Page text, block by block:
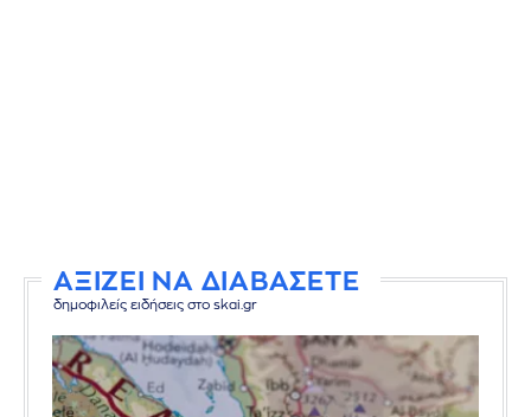
ΑΞΙΖΕΙ ΝΑ ΔΙΑΒΑΣΕΤΕ
δημοφιλείς ειδήσεις στο skai.gr